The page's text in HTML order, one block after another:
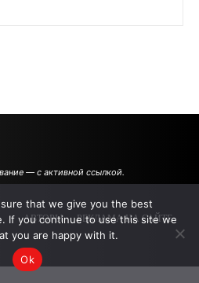
— с активной ссылкой.
АВТОРЫ РЕКЛАМА НА САЙТЕ
that we give you the best
If you continue to use this site we
you are happy with it.
Ok